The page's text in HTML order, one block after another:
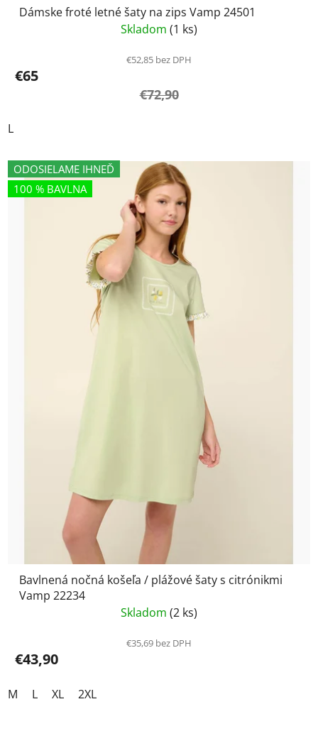
Dámske froté letné šaty na zips Vamp 24501
Skladom (1 ks)
€52,85 bez DPH
€65
€72,90
L
ODOSIELAME IHNEĎ
100 % BAVLNA
Bavlnená nočná košeľa / plážové šaty s citrónikmi
Vamp 22234
Skladom (2 ks)
€35,69 bez DPH
€43,90
M L XL 2XL